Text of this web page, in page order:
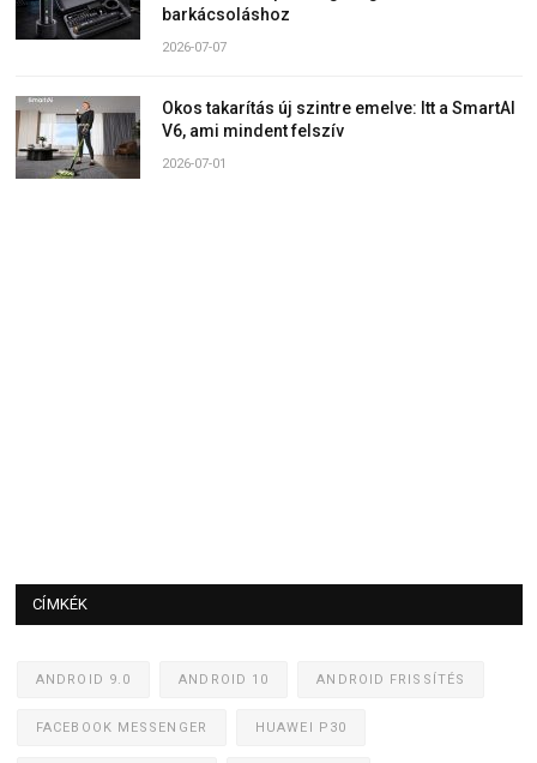
barkácsoláshoz
2026-07-07
Okos takarítás új szintre emelve: Itt a SmartAI
V6, ami mindent felszív
2026-07-01
CÍMKÉK
ANDROID 9.0 ANDROID 10 ANDROID FRISSÍTÉS
FACEBOOK MESSENGER HUAWEI P30